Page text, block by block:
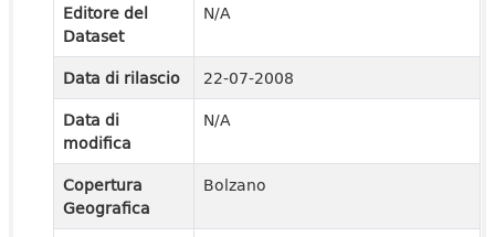
Editore del
Dataset
N/A
Data di rilascio
22-07-2008
Data di
modifica
N/A
Copertura
Geografica
Bolzano